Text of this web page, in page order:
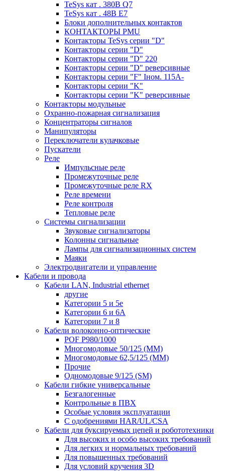
TeSys кат . 380В Q7
TeSys кат . 48В E7
Блоки дополнительных контактов
КОНТАКТОРЫ PMU
Контакторы TeSys серии "D"
Контакторы серии "D"
Контакторы серии "D" 220
Контакторы серии "D" реверсивные
Контакторы серии "F" Iном. 115А-
Контакторы серии "K"
Контакторы серии "K" реверсивные
Контакторы модульные
Охранно-пожарная сигнализация
Концентраторы сигналов
Манипуляторы
Переключатели кулачковые
Пускатели
Реле
Импульсные реле
Промежуточные реле
Промежуточные реле RX
Реле времени
Реле контроля
Тепловые реле
Системы сигнализации
Звуковые сигнализаторы
Колонны сигнальные
Лампы для сигнализационных систем
Маяки
Электродвигатели и управление
Кабели и провода
Кабели LAN, Industrial ethernet
другие
Категории 5 и 5е
Категории 6 и 6A
Категории 7 и 8
Кабели волоконно-оптические
POF P980/1000
Многомодовые 50/125 (ММ)
Многомодовые 62,5/125 (ММ)
Прочие
Одномодовые 9/125 (SM)
Кабели гибкие универсальные
Безгалогенные
Контрольные в ПВХ
Особые условия эксплуатации
С одобрениями HAR/UL/CSA
Кабели для буксируемых цепей и робототехники
Для высоких и особо высоких требований
Для легких и нормальных требований
Для повышенных требований
Для условий кручения 3D